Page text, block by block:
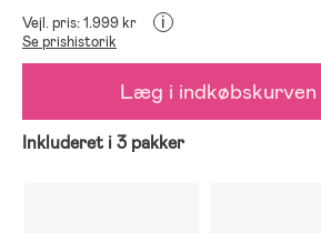
Vejl. pris: 1.999 kr i
Se prishistorik
Læg i indkøbskurven
Inkluderet i 3 pakker